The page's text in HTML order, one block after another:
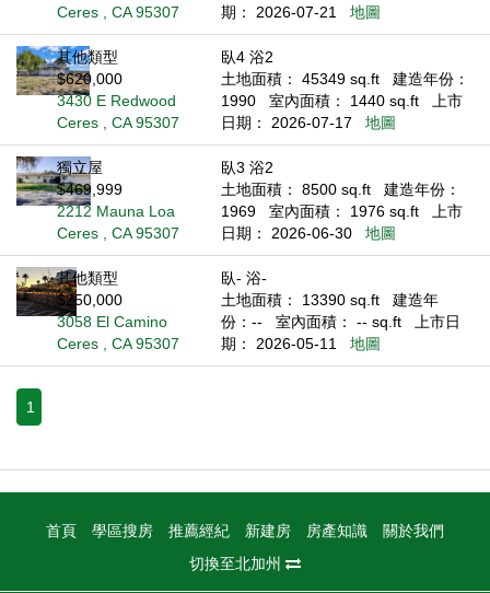
Ceres , CA 95307
期： 2026-07-21
地圖
其他類型
$620,000
3430 E Redwood
Ceres , CA 95307
臥4 浴2
土地面積： 45349 sq.ft
建造年份：
1990
室內面積： 1440 sq.ft
上市
日期： 2026-07-17
地圖
獨立屋
$469,999
2212 Mauna Loa
Ceres , CA 95307
臥3 浴2
土地面積： 8500 sq.ft
建造年份：
1969
室內面積： 1976 sq.ft
上市
日期： 2026-06-30
地圖
其他類型
$250,000
3058 El Camino
Ceres , CA 95307
臥- 浴-
土地面積： 13390 sq.ft
建造年
份：--
室內面積： -- sq.ft
上市日
期： 2026-05-11
地圖
1
首頁 學區搜房 推薦經紀 新建房 房產知識
關於我們
切換至北加州